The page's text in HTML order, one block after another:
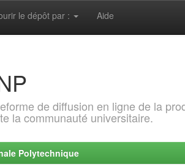
le dépôt par : Aide
de diffusion en ligne de la
la communauté universitaire.
Polytechnique